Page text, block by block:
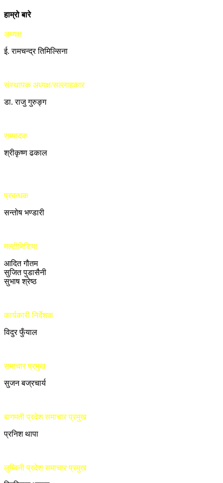
हाम्रो बारे
अध्यक्ष
ई. रामचन्द्र तिमिल्सिना
संस्थापक अध्यक्ष/सल्लाहकार
डा. राजु गुरुङ्ग
सम्पादक
श्रीकृष्ण ढकाल
प्रबन्धक
सन्तोष भण्डारी
मल्टीमिडिया
आदित गौतम
सुजित पुडासैनी
सुभाष श्रेष्ठ
कार्यकारी निर्देशक
विदुर फुँयाल
समाचार प्रमुख
सुजन बज्रचार्य
बागमती प्रदेश समाचार प्रमुख
प्रनिश थापा
लुम्बिनी प्रदेश समाचार प्रमुख